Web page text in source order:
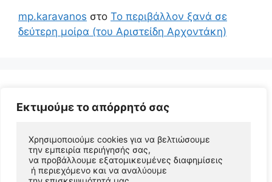
Εκτιμούμε το απόρρητό σας
Χρησιμοποιούμε cookies για να βελτιώσουμε
την εμπειρία περιήγησής σας,
να προβάλλουμε εξατομικευμένες διαφημίσεις
ή περιεχόμενο και να αναλύουμε
mp.karavanos στο Το περιβάλλον ξανά σε
δεύτερη μοίρα (του Αριστείδη Αρχοντάκη)
© 2026 Αριστείδης Αρχοντάκης Φυσικός Συγγραφέας